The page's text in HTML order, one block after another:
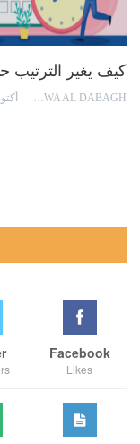
كيف يغير الترتيب
TAQWA AL DABAGH أكتوبر 16,
Facebook
Likes